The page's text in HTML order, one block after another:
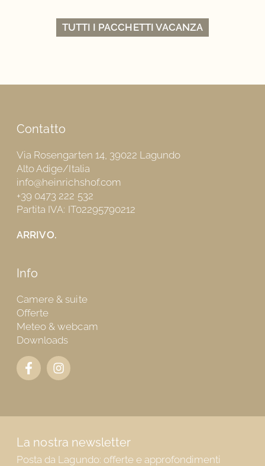
TUTTI I PACCHETTI VACANZA
Contatto
Via Rosengarten 14, 39022 Lagundo
Alto Adige/Italia
info@heinrichshof.com
+39 0473 222 532
Partita IVA: IT02295790212
ARRIVO.
Info
Camere & suite
Offerte
Meteo & webcam
Downloads
La nostra newsletter
Posta da Lagundo: offerte e approfondimenti